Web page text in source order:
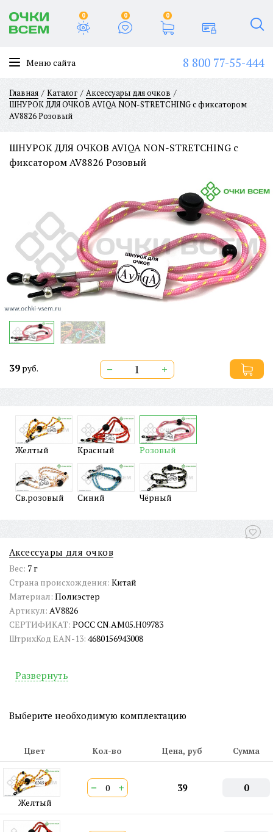
0 0 0
Меню сайта 8 800 77-55-444
Главная Каталог
Аксессуары для очков
ШНУРОК ДЛЯ ОЧКОВ AVIQA NON-STRETCHING с фиксатором
AV8826 Розовый
ШНУРОК ДЛЯ ОЧКОВ AVIQA NON-STRETCHING с
фиксатором AV8826 Розовый
39 руб. − +
Желтый Красный Розовый
Св.розовый Синий Чёрный
Аксессуары для очков
Вес: 7 г
Страна происхождения: Китай
Материал: Полиэстер
Артикул: AV8826
СЕРТИФИКАТ: РОСС CN.АМ05.Н09783
ШтрихКод EAN-13: 4680156943008
Развернуть
Выберите необходимую комплектацию
Цвет Кол-во Цена, руб Сумма
Желтый
− + 39 0